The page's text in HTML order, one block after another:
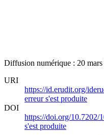
Diffusion numérique : 20
URI
https://id.erudit.org/
erreur s'est produite
DOI
https://doi.org/10.7202/
s'est produite